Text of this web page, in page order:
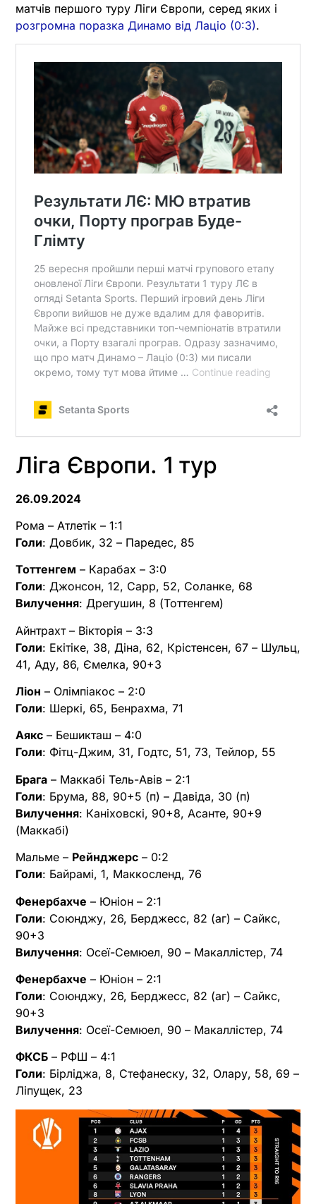
матчів першого туру Ліги Європи, серед яких і
розгромна поразка Динамо від Лаціо (0:3).
Ліга Європи. 1 тур
26.09.2024
Рома – Атлетік – 1:1
Голи: Довбик, 32 – Паредес, 85
Тоттенгем – Карабах – 3:0
Голи: Джонсон, 12, Сарр, 52, Соланке, 68
Вилучення: Дрегушин, 8 (Тоттенгем)
Айнтрахт – Вікторія – 3:3
Голи: Екітіке, 38, Діна, 62, Крістенсен, 67 – Шульц,
41, Аду, 86, Ємелка, 90+3
Ліон – Олімпіакос – 2:0
Голи: Шеркі, 65, Бенрахма, 71
Аякс – Бешикташ – 4:0
Голи: Фітц-Джим, 31, Годтс, 51, 73, Тейлор, 55
Брага – Маккабі Тель-Авів – 2:1
Голи: Брума, 88, 90+5 (п) – Давіда, 30 (п)
Вилучення: Каніховскі, 90+8, Асанте, 90+9
(Маккабі)
Мальме – Рейнджерс – 0:2
Голи: Байрамі, 1, Маккосленд, 76
Фенербахче – Юніон – 2:1
Голи: Союнджу, 26, Берджесс, 82 (аг) – Сайкс,
90+3
Вилучення: Осеї-Семюел, 90 – Макаллістер, 74
Фенербахче – Юніон – 2:1
Голи: Союнджу, 26, Берджесс, 82 (аг) – Сайкс,
90+3
Вилучення: Осеї-Семюел, 90 – Макаллістер, 74
ФКСБ – РФШ – 4:1
Голи: Бірліджа, 8, Стефанеску, 32, Олару, 58, 69 –
Ліпущек, 23